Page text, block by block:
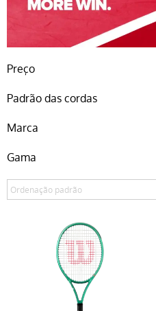
Preço
Padrão das cordas
Marca
Gama